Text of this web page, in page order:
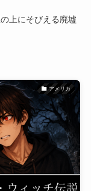
上にそびえる廃墟
アメリカ